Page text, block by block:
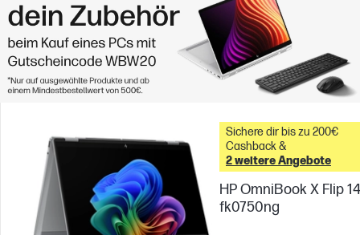
Sichere dir bis zu 200€
Cashback &
2 weitere Angebote
HP OmniBook X Flip
fk0750ng